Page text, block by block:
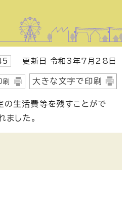
更新日 令和3年7月28日
刷 大きな文字で印刷
の生活費等を残すことがで
した。